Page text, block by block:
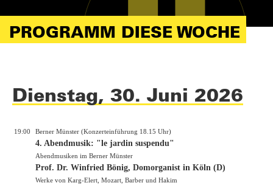
PROGRAMM DIESE WOCHE
Dienstag, 30. Juni 2026
19:00 Berner Münster (Konzerteinführung 18.15 Uhr)
4. Abendmusik: "le jardin suspendu"
Abendmusiken im Berner Münster
Prof. Dr. Winfried Bönig, Domorganist in Köln (D)
Werke von Karg-Elert, Mozart, Barber und Hakim